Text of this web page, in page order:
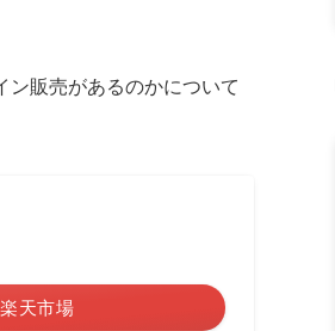
ン販売があるのかについて
楽天市場